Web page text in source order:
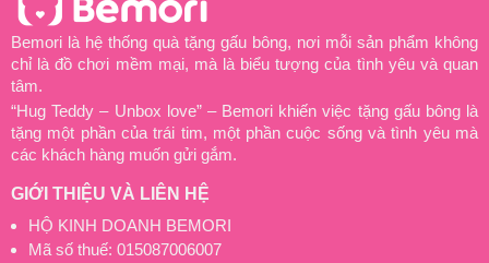
Bemori là hệ thống quà tặng gấu bông, nơi mỗi sản phẩm không
chỉ là đồ chơi mềm mại, mà là biểu tượng của tình yêu và quan
tâm.
“Hug Teddy – Unbox love” – Bemori khiến việc tặng gấu bông là
tặng một phần của trái tim, một phần cuộc sống và tình yêu mà
các khách hàng muốn gửi gắm.
GIỚI THIỆU VÀ LIÊN HỆ
HỘ KINH DOANH BEMORI
Mã số thuế: 015087006007